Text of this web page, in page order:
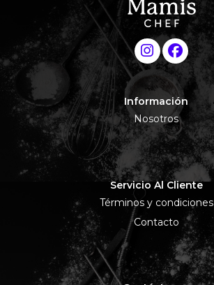
Información
Nosotros
Servicio Al Cliente
Términos y condiciones
Contacto